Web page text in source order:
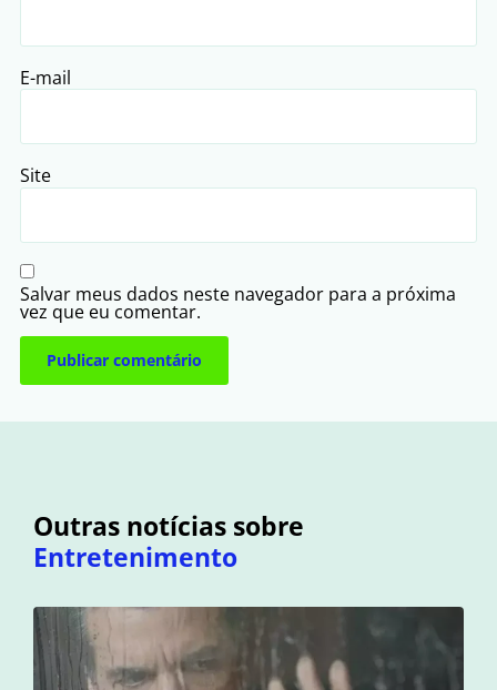
E-mail
Site
Salvar meus dados neste navegador para a próxima
vez que eu comentar.
Outras notícias sobre
Entretenimento